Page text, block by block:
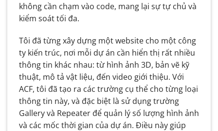
không cần chạm vào code, mang lại sự tự chủ và
kiểm soát tối đa.
Tôi đã từng xây dựng một website cho một công
ty kiến trúc, nơi mỗi dự án cần hiển thị rất nhiều
thông tin khác nhau: từ hình ảnh 3D, bản vẽ kỹ
thuật, mô tả vật liệu, đến video giới thiệu. Với
ACF, tôi đã tạo ra các trường cụ thể cho từng loại
thông tin này, và đặc biệt là sử dụng trường
Gallery và Repeater để quản lý số lượng hình ảnh
và các mốc thời gian của dự án. Điều này giúp